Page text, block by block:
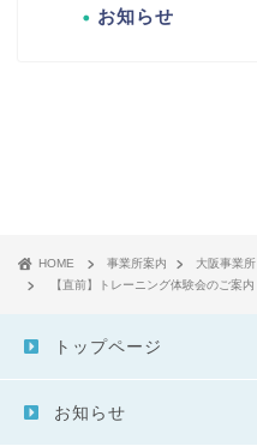
お知らせ
HOME 事業所案内 大阪事業所
【直前】トレーニング体験会のご案内
トップページ
お知らせ